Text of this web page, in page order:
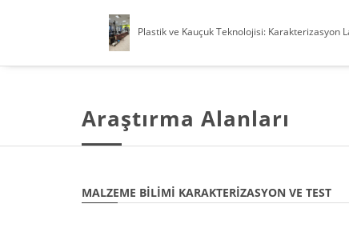
Plastik ve Kauçuk Teknolojisi: Karakterizasyon
Araştırma Alanları
MALZEME BILIMI KARAKTERIZASYON VE TEST